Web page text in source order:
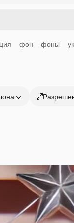
фон фоны
Начать